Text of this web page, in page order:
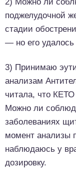
поджелудочной
стадии
— но его удалось
3) Принимаю
анализам
читала, что
Можно ли
заболеваниях
момент анализы
наблюдаюсь у
дозировку.